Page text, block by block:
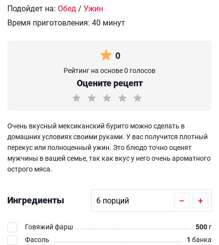
Подойдет на: Обед / Ужин
Время приготовления: 40 минут
0
Рейтинг на основе 0 голосов
Оцените рецепт
Очень вкусный мексиканский бурито можно сделать в
домашних условиях своими руками. У вас получится плотный
перекус или полноценный ужин. Это блюдо точно оценят
мужчины в вашей семье, так как вкус у него очень ароматного
острого мяса.
Ингредиенты – +
Говяжий фарш 500 г
Фасоль
1 банка